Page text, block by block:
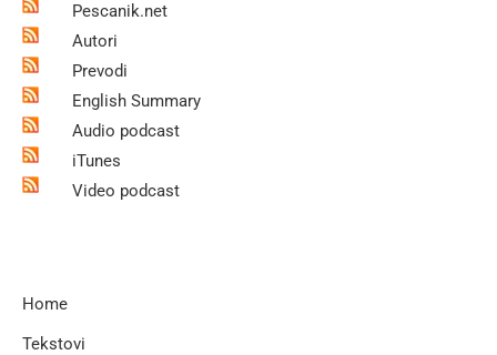
Pescanik.net
Autori
Prevodi
English Summary
Audio podcast
iTunes
Video podcast
Home
Tekstovi